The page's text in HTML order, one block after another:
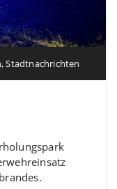
,Stadtnachrichten